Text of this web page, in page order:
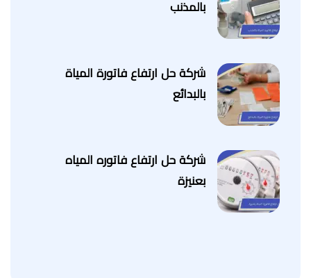
بالمذنب
شركة حل ارتفاع فاتورة المياة
بالبدائع
شركة حل ارتفاع فاتوره المياه
بعنيزة